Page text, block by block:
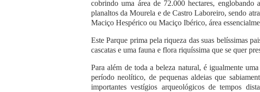
cobrindo uma área de 72.000 hectares, englobando
planaltos da Mourela e de Castro Laboreiro, sendo
Maciço Hespérico ou Maciço Ibérico, área
Este Parque prima pela riqueza das suas belíssimas
cascatas e uma fauna e flora riquíssima que se quer
Para além de toda a beleza natural, é igualmente
período neolítico, de pequenas aldeias que
importantes vestígios arqueológicos de tempos